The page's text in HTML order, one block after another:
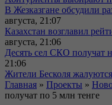
В Жезказгане обсудили
августа, 21:07
Казахстан возглавил
августа, 21:06
Десять сел СКО получат
21:06
Жители Бесколя
Главная » Проекты »
получат по 5 млн тенге